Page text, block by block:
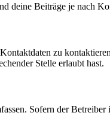
deine Beiträge je nach
zu
Stelle erlaubt hast.
Sofern der